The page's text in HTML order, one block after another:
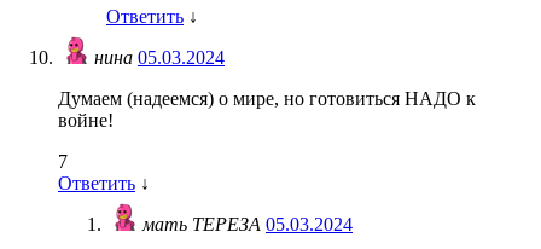
Ответить ↓
нина 05.03.2024
Думаем (надеемся) о мире, но готовиться НАДО к
войне!
7
Ответить ↓
мать ТЕРЕЗА 05.03.2024